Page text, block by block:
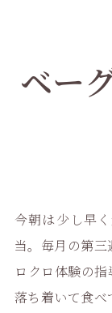
ベー
今朝は少し早
当。毎月の第
ロクロ体験の指
落ち着いて食べ